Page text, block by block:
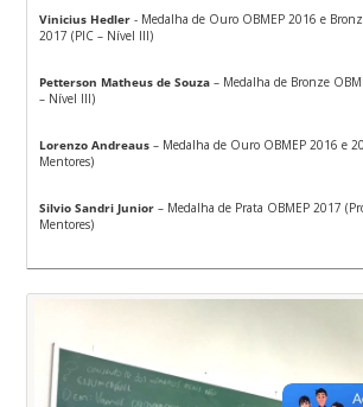
Vinicius Hedler- Medalha de Ouro OBMEP 2016 e
2017 (PIC – Nível III)
Petterson Matheus de Souza – Medalha de Bronze
– Nível III)
Lorenzo Andreaus – Medalha de Ouro OBMEP 2016 e
Mentores)
Silvio Sandri Junior – Medalha de Prata OBMEP 2017
Mentores)